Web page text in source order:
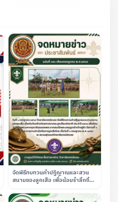
จัดพิธีทบทวนคำปฏิญาณและสวน
สนามของลูกเสือ เพื่อน้อมรำลึกถึง
เสือไทย ณ สนามฟุตบอลของสถาบัน